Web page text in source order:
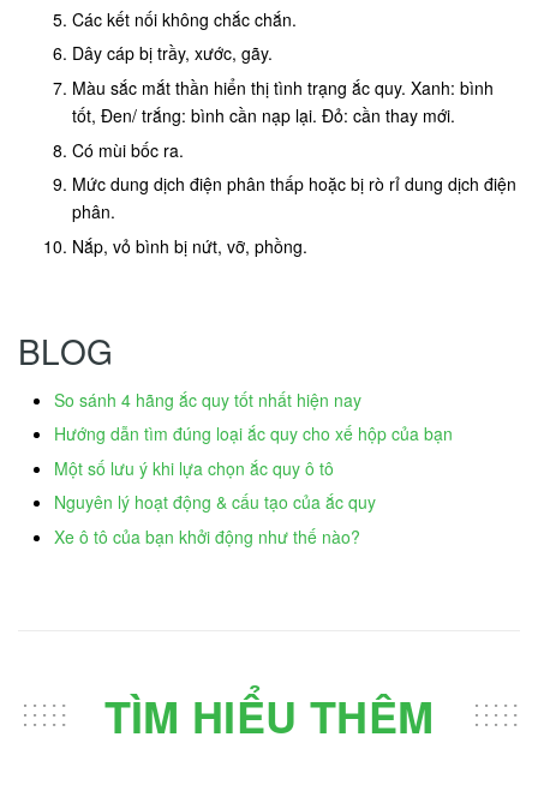
Các kết nối không chắc chắn.
Dây cáp bị trầy, xước, gãy.
Màu sắc mắt thần hiển thị tình trạng ắc quy. Xanh: bình
tốt, Đen/ trắng: bình cần nạp lại. Đỏ: cần thay mới.
Có mùi bốc ra.
Mức dung dịch điện phân thấp hoặc bị rò rỉ dung dịch điện
phân.
Nắp, vỏ bình bị nứt, vỡ, phồng.
BLOG
So sánh 4 hãng ắc quy tốt nhất hiện nay
Hướng dẫn tìm đúng loại ắc quy cho xế hộp của bạn
Một số lưu ý khi lựa chọn ắc quy ô tô
Nguyên lý hoạt động & cấu tạo của ắc quy
Xe ô tô của bạn khởi động như thế nào?
TÌM HIỂU THÊM